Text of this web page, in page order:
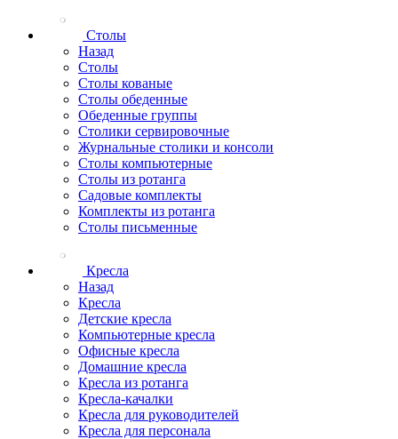
Столы
Назад
Столы
Столы кованые
Столы обеденные
Обеденные группы
Столики сервировочные
Журнальные столики и консоли
Столы компьютерные
Столы из ротанга
Садовые комплекты
Комплекты из ротанга
Столы письменные
Кресла
Назад
Кресла
Детские кресла
Компьютерные кресла
Офисные кресла
Домашние кресла
Кресла из ротанга
Кресла-качалки
Кресла для руководителей
Кресла для персонала